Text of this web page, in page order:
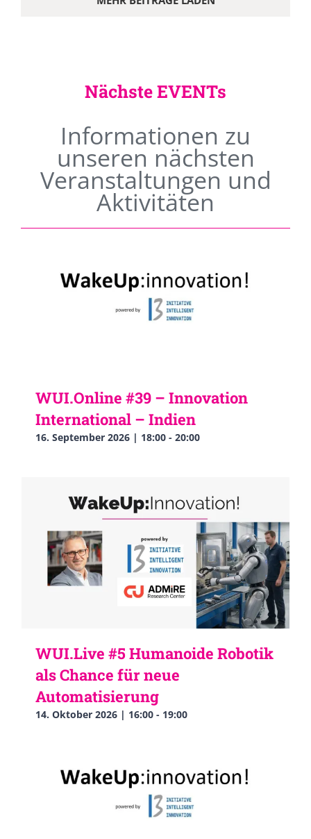
Nächste EVENTs
Informationen zu
unseren nächsten
Veranstaltungen und
Aktivitäten
WUI.Online #39 – Innovation
International – Indien
16. September 2026 | 18:00 - 20:00
WUI.Live #5 Humanoide Robotik
als Chance für neue
Automatisierung
14. Oktober 2026 | 16:00 - 19:00